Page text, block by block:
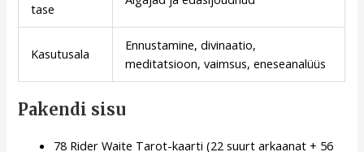
tase
Kasutusala
Ennustamine, divinaatio,
meditatsioon, vaimsus, eneseanalüüs
Pakendi sisu
78 Rider Waite Tarot-kaarti (22 suurt arkaanat + 56